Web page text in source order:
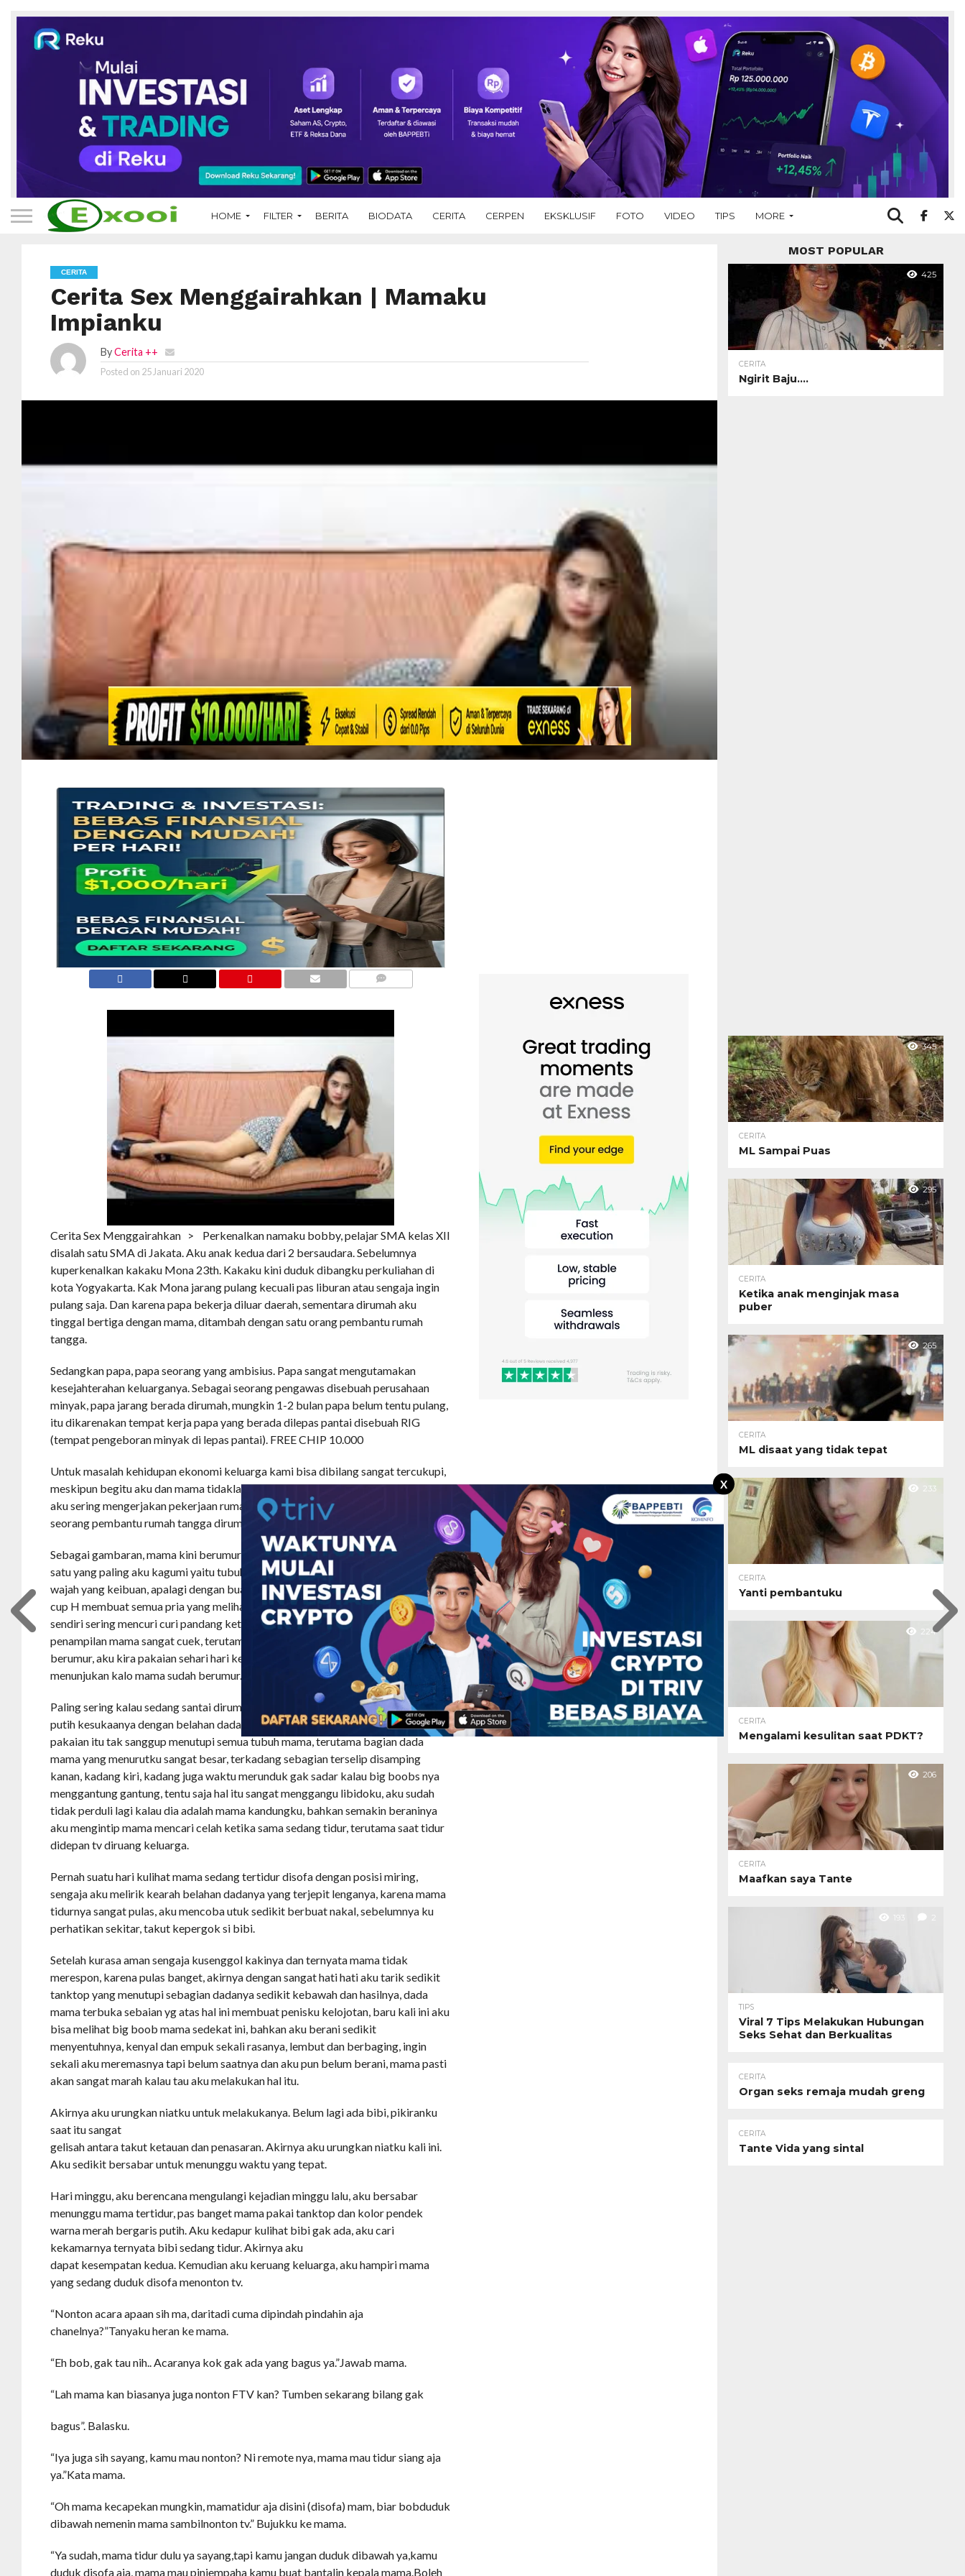
X
HOME FILTER BERITA BIODATA CERITA CERPEN EKSKLUSIF FOTO VIDEO TIPS MORE
CERITA
Cerita Sex Menggairahkan | Mamaku
Impianku
By Cerita ++
Posted on 25 Januari 2020
Cerita Sex Menggairahkan > Perkenalkan namaku bobby, pelajar SMA kelas XII
disalah satu SMA di Jakata. Aku anak kedua dari 2 bersaudara. Sebelumnya
kuperkenalkan kakaku Mona 23th. Kakaku kini duduk dibangku perkuliahan di
kota Yogyakarta. Kak Mona jarang pulang kecuali pas liburan atau sengaja ingin
pulang saja. Dan karena papa bekerja diluar daerah, sementara dirumah aku
tinggal bertiga dengan mama, ditambah dengan satu orang pembantu rumah
tangga.
Sedangkan papa, papa seorang yang ambisius. Papa sangat mengutamakan
kesejahterahan keluarganya. Sebagai seorang pengawas disebuah perusahaan
minyak, papa jarang berada dirumah, mungkin 1-2 bulan papa belum tentu pulang,
itu dikarenakan tempat kerja papa yang berada dilepas pantai disebuah RIG
(tempat pengeboran minyak di lepas pantai). FREE CHIP 10.000
Untuk masalah kehidupan ekonomi keluarga kami bisa dibilang sangat tercukupi,
meskipun begitu aku dan mama tidaklah manja, bahkan dirumah pun mama dan
aku sering mengerjakan pekerjaan rumah masing masing, meskipun ada Bi Yanti
seorang pembantu rumah tangga dirumah kami.
Sebagai gambaran, mama kini berumur 38th, meskipun sudah semakin berumur,
satu yang paling aku kagumi yaitu tubuhnya yang sangat sintal, kulit putih dengan
wajah yang keibuan, apalagi dengan buah dada mama yang berukuran 36 dengan
cup H membuat semua pria yang melihatnya akan nenelan ludah. Bahkan aku
sendiri sering mencuri curi pandang ketika didekat mama. Untuk masalah
penampilan mama sangat cuek, terutama saat santai dirumah, meski sudah mulai
berumur, aku kira pakaian sehari hari ketika dirumah maupun diluar tidak
menunjukan kalo mama sudah berumur.
Paling sering kalau sedang santai dirumah, kadang hanya mengenakan tanktop
putih kesukaanya dengan belahan dada rendah celana pendek kolor. Tentu saja
pakaian itu tak sanggup menutupi semua tubuh mama, terutama bagian dada
mama yang menurutku sangat besar, terkadang sebagian terselip disamping
kanan, kadang kiri, kadang juga waktu merunduk gak sadar kalau big boobs nya
menggantung gantung, tentu saja hal itu sangat menggangu libidoku, aku sudah
tidak perduli lagi kalau dia adalah mama kandungku, bahkan semakin beraninya
aku mengintip mama mencari celah ketika sama sedang tidur, terutama saat tidur
didepan tv diruang keluarga.
Pernah suatu hari kulihat mama sedang tertidur disofa dengan posisi miring,
sengaja aku melirik kearah belahan dadanya yang terjepit lenganya, karena mama
tidurnya sangat pulas, aku mencoba utuk sedikit berbuat nakal, sebelumnya ku
perhatikan sekitar, takut kepergok si bibi.
Setelah kurasa aman sengaja kusenggol kakinya dan ternyata mama tidak
merespon, karena pulas banget, akirnya dengan sangat hati hati aku tarik sedikit
tanktop yang menutupi sebagian dadanya sedikit kebawah dan hasilnya, dada
mama terbuka sebaian yg atas hal ini membuat penisku kelojotan, baru kali ini aku
bisa melihat big boob mama sedekat ini, bahkan aku berani sedikit
menyentuhnya, kenyal dan empuk sekali rasanya, lembut dan berbaging, ingin
sekali aku meremasnya tapi belum saatnya dan aku pun belum berani, mama pasti
akan sangat marah kalau tau aku melakukan hal itu.
Akirnya aku urungkan niatku untuk melakukanya. Belum lagi ada bibi, pikiranku
saat itu sangat
gelisah antara takut ketauan dan penasaran. Akirnya aku urungkan niatku kali ini.
Aku sedikit bersabar untuk menunggu waktu yang tepat.
Hari minggu, aku berencana mengulangi kejadian minggu lalu, aku bersabar
menunggu mama tertidur, pas banget mama pakai tanktop dan kolor pendek
warna merah bergaris putih. Aku kedapur kulihat bibi gak ada, aku cari
kekamarnya ternyata bibi sedang tidur. Akirnya aku
dapat kesempatan kedua. Kemudian aku keruang keluarga, aku hampiri mama
yang sedang duduk disofa menonton tv.
“Nonton acara apaan sih ma, daritadi cuma dipindah pindahin aja
chanelnya?”Tanyaku heran ke mama.
“Eh bob, gak tau nih.. Acaranya kok gak ada yang bagus ya.”Jawab mama.
“Lah mama kan biasanya juga nonton FTV kan? Tumben sekarang bilang gak
bagus”. Balasku.
“Iya juga sih sayang, kamu mau nonton? Ni remote nya, mama mau tidur siang aja
ya.”Kata mama.
“Oh mama kecapekan mungkin, mamatidur aja disini (disofa) mam, biar bobduduk
dibawah nemenin mama sambilnonton tv.” Bujukku ke mama.
“Ya sudah, mama tidur dulu ya sayang,tapi kamu jangan duduk dibawah ya,kamu
duduk disofa aja, mama mau pinjempaha kamu buat bantalin kepala mama.Boleh
MOST POPULAR
425
CERITA
Ngirit Baju….
345
CERITA
ML Sampai Puas
295
CERITA
Ketika anak menginjak masa
puber
265
CERITA
ML disaat yang tidak tepat
233
CERITA
Yanti pembantuku
224
CERITA
Mengalami kesulitan saat PDKT?
206
CERITA
Maafkan saya Tante
193 2
TIPS
Viral 7 Tips Melakukan Hubungan
Seks Sehat dan Berkualitas
CERITA
Organ seks remaja mudah greng
CERITA
Tante Vida yang sintal